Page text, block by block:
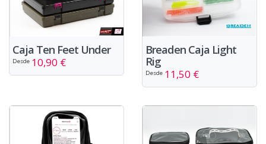
Caja Ten Feet Under
Desde 10,90 €
Breaden Caja Light
Rig
Desde 11,50 €